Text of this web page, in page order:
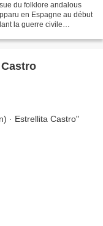
du folklore andalous
en Espagne au début
la guerre civile